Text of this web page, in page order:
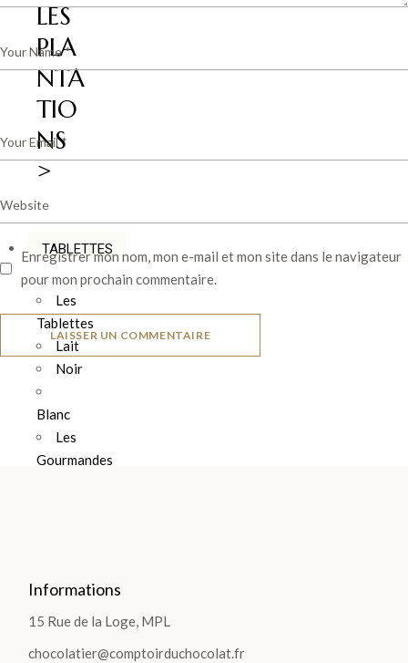
LES
PLA
NTA
TIO
NS
>
TABLETTES
Les
Tablettes
Lait
Noir
Blanc
Les
Gourmandes
LES
Enregistrer mon nom, mon e-mail et mon site dans le navigateur
pour mon prochain commentaire.
LAISSER UN COMMENTAIRE
Informations
15 Rue de la Loge, MPL
chocolatier@comptoirduchocolat.fr